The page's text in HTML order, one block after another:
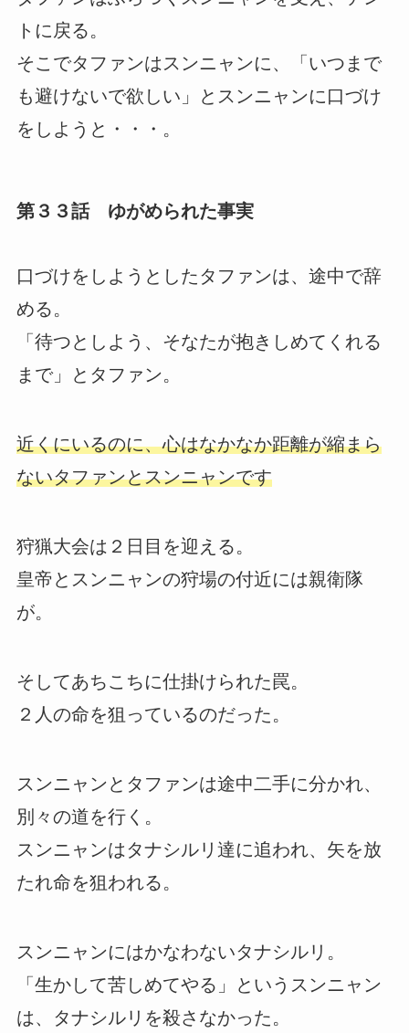
トに戻る。
そこでタファンはスンニャンに、「いつまで
も避けないで欲しい」とスンニャンに口づけ
をしようと・・・。
第３３話 ゆがめられた事実
口づけをしようとしたタファンは、途中で辞
める。
「待つとしよう、そなたが抱きしめてくれる
まで」とタファン。
近くにいるのに、心はなかなか距離が縮まら
ないタファンとスンニャンです
狩猟大会は２日目を迎える。
皇帝とスンニャンの狩場の付近には親衛隊
が。
そしてあちこちに仕掛けられた罠。
２人の命を狙っているのだった。
スンニャンとタファンは途中二手に分かれ、
別々の道を行く。
スンニャンはタナシルリ達に追われ、矢を放
たれ命を狙われる。
スンニャンにはかなわないタナシルリ。
「生かして苦しめてやる」というスンニャン
は、タナシルリを殺さなかった。